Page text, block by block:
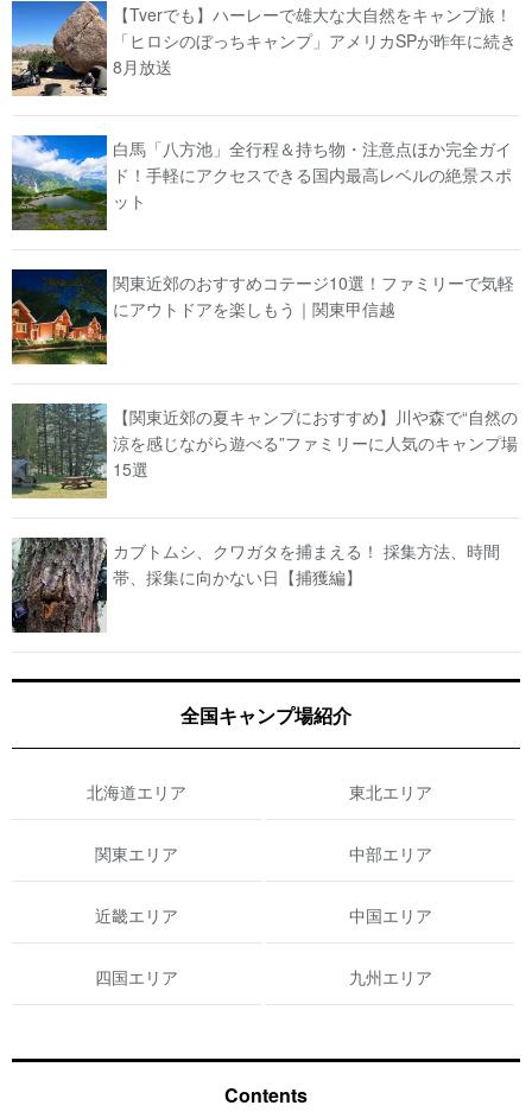
【Tverでも】ハーレーで雄大な大自然をキャンプ旅！
「ヒロシのぼっちキャンプ」アメリカSPが昨年に続き
8月放送
白馬「八方池」全行程＆持ち物・注意点ほか完全ガイ
ド！手軽にアクセスできる国内最高レベルの絶景スポ
ット
関東近郊のおすすめコテージ10選！ファミリーで気軽
にアウトドアを楽しもう｜関東甲信越
【関東近郊の夏キャンプにおすすめ】川や森で“自然の
涼を感じながら遊べる”ファミリーに人気のキャンプ場
15選
カブトムシ、クワガタを捕まえる！ 採集方法、時間
帯、採集に向かない日【捕獲編】
全国キャンプ場紹介
北海道エリア 東北エリア
関東エリア 中部エリア
近畿エリア 中国エリア
四国エリア 九州エリア
Contents